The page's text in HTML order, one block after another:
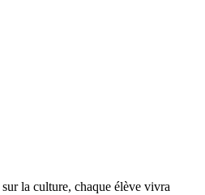
la culture, chaque élève vivra